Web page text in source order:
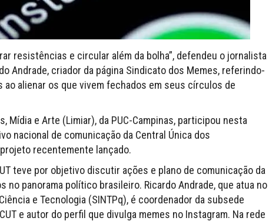
resistências e circular além da bolha”, defendeu o jornalista
Andrade, criador da página Sindicato dos Memes, referindo-
alienar os que vivem fechados em seus círculos de
Mídia e Arte (Limiar), da PUC-Campinas, participou nesta
nacional de comunicação da Central Única dos
recentemente lançado.
teve por objetivo discutir ações e plano de comunicação da
panorama político brasileiro. Ricardo Andrade, que atua no
e Tecnologia (SINTPq), é coordenador da subsede
e autor do perfil que divulga memes no Instagram. Na rede